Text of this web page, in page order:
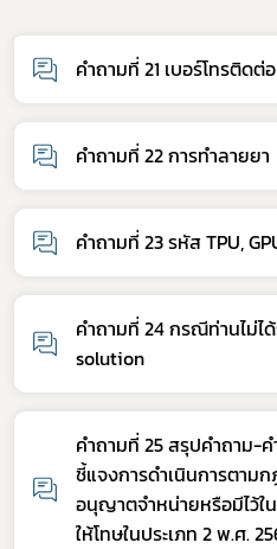
คำถามที่ 21 เบอร์โทรติดต่อ
คำถามที่ 22 การทำลายยา
คำถามที่ 23 รหัส TPU,
คำถามที่ 24 กรณีท่านไม่ไ
solution
คำถามที่ 25 สรุปคำถาม-
ชี้แจงการดำเนินการตาม
อนุญาตจำหน่ายหรือมีไว้
ให้โทษในประเภท 2 พ.ศ.
กฎหมาย
การขออนุญาต
ข่าวประชาสัมพันธ์